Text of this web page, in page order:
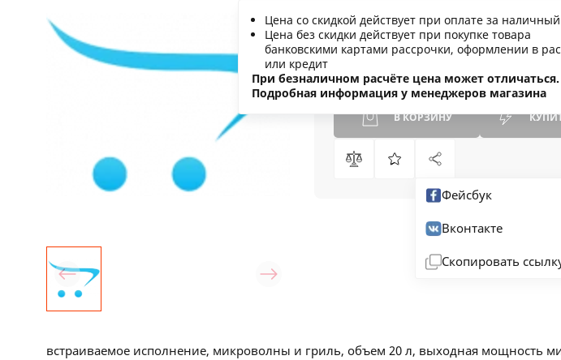
1337.03 BYN 1403.88
Цена со скидкой действует при оплате за
Цена без скидки действует при покупке товара
банковскими картами рассрочки, оформлении в
или кредит
При безналичном расчёте цена может отличаться.
Подробная информация у менеджеров магазина
Сообщить о снижении цены
В КОРЗИНУ
Фейсбук
Вконтакте
Скопировать
встраиваемое исполнение, микроволны и гриль, объем 20 л, выходная мощность